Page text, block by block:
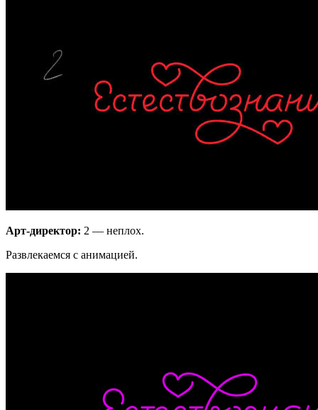
Арт-директор: 2 — неплох.
Развлекаемся с анимацией.